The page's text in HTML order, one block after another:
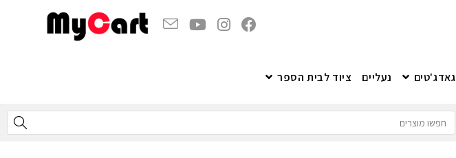
גאדג'טים נעליים ציוד לבית הספר